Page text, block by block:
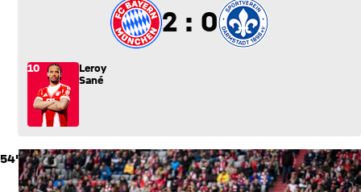
2 zu 0
2 : 0
10
Leroy
Sané
54'